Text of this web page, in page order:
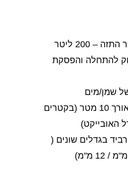
התזה – 200 ליטר
להתחלה והפסקת
שמן/מים
כולל צינור התזה באורך 10 מטר (בקטרים
האובייקט)
בגדלים שונים (